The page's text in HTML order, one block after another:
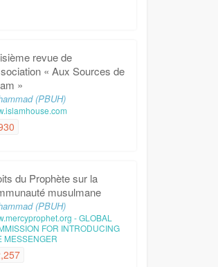
revue de
« Aux Sources de
»
(PBUH)
du Prophète sur la
musulmane
(PBUH)
- GLOBAL
FOR INTRODUCING
MESSENGER